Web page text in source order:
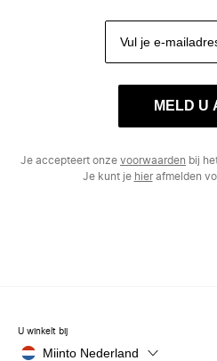
MELD U
Je accepteert onze voorwaarden bij
Je kunt je hierafmelden
U winkelt bij
Miinto Nederland